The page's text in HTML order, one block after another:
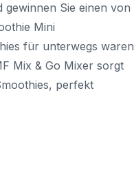
Sie einen von
Mini
für unterwegs waren
Mix & Go Mixer sorgt
perfekt